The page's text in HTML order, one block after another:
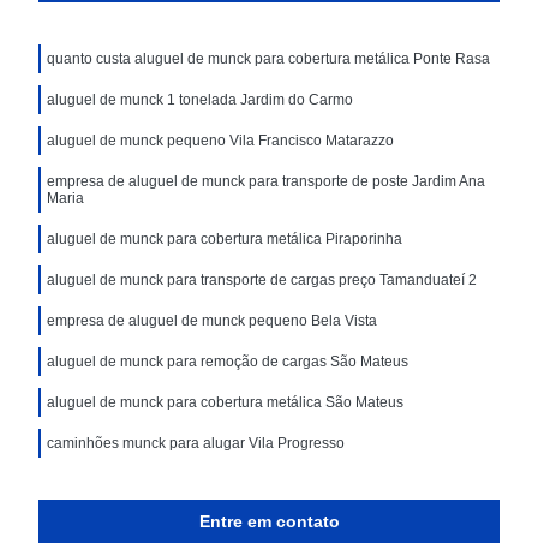
quanto custa aluguel de munck para cobertura metálica Ponte Rasa
aluguel de munck 1 tonelada Jardim do Carmo
aluguel de munck pequeno Vila Francisco Matarazzo
empresa de aluguel de munck para transporte de poste Jardim Ana
Maria
aluguel de munck para cobertura metálica Piraporinha
aluguel de munck para transporte de cargas preço Tamanduateí 2
empresa de aluguel de munck pequeno Bela Vista
aluguel de munck para remoção de cargas São Mateus
aluguel de munck para cobertura metálica São Mateus
caminhões munck para alugar Vila Progresso
Entre em contato